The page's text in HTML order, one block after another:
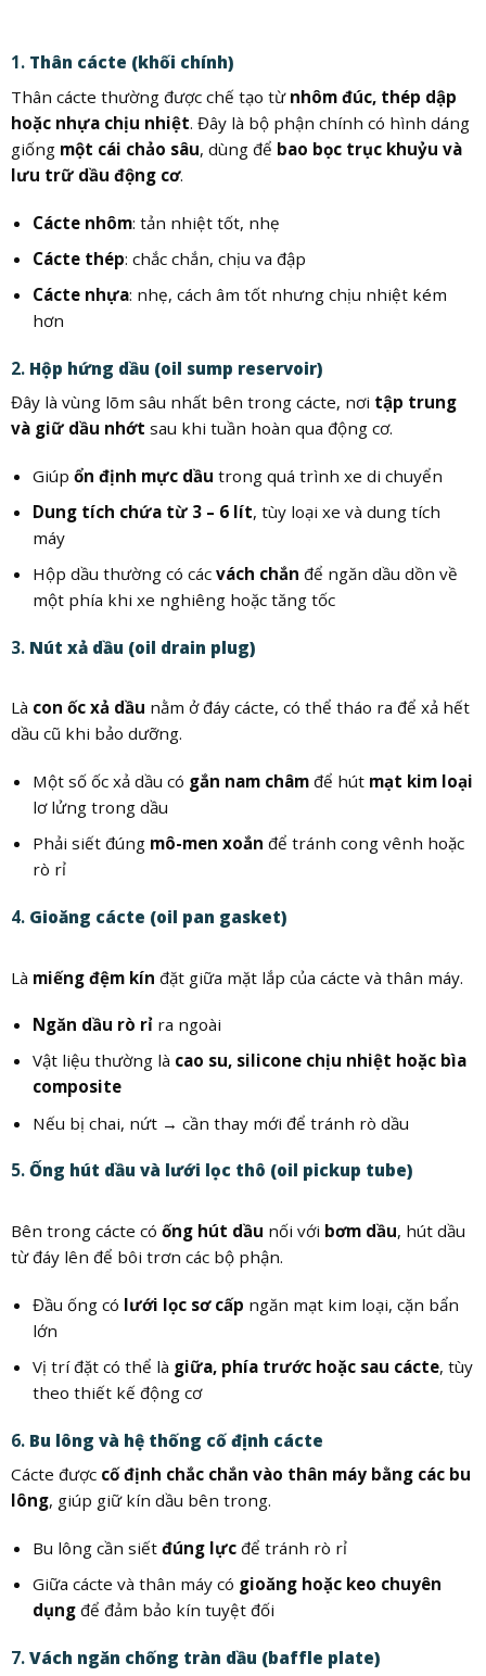
1. Thân cácte (khối chính)
Thân cácte thường được chế tạo từ nhôm đúc, thép dập
hoặc nhựa chịu nhiệt. Đây là bộ phận chính có hình dáng
giống một cái chảo sâu, dùng để bao bọc trục khuỷu và
lưu trữ dầu động cơ.
Cácte nhôm: tản nhiệt tốt, nhẹ
Cácte thép: chắc chắn, chịu va đập
Cácte nhựa: nhẹ, cách âm tốt nhưng chịu nhiệt kém
hơn
2. Hộp hứng dầu (oil sump reservoir)
Đây là vùng lõm sâu nhất bên trong cácte, nơi tập trung
và giữ dầu nhớt sau khi tuần hoàn qua động cơ.
Giúp ổn định mực dầu trong quá trình xe di chuyển
Dung tích chứa từ 3 – 6 lít, tùy loại xe và dung tích
máy
Hộp dầu thường có các vách chắn để ngăn dầu dồn về
một phía khi xe nghiêng hoặc tăng tốc
3. Nút xả dầu (oil drain plug)
Là con ốc xả dầu nằm ở đáy cácte, có thể tháo ra để xả hết
dầu cũ khi bảo dưỡng.
Một số ốc xả dầu có gắn nam châmđể hút mạt kim loại
lơ lửng trong dầu
Phải siết đúng mô-men xoắn để tránh cong vênh hoặc
rò rỉ
4. Gioăng cácte (oil pan gasket)
Là miếng đệm kín đặt giữa mặt lắp của cácte và thân máy.
Ngăn dầu rò rỉra ngoài
Vật liệu thường là cao su, silicone chịu nhiệt hoặc bìa
composite
Nếu bị chai, nứt → cần thay mới để tránh rò dầu
5. Ống hút dầu và lưới lọc thô (oil pickup tube)
Bên trong cácte có ống hút dầu nối với bơm dầu, hút dầu
từ đáy lên để bôi trơn các bộ phận.
Đầu ống có lưới lọc sơ cấp ngăn mạt kim loại, cặn bẩn
lớn
Vị trí đặt có thể là giữa, phía trước hoặc sau cácte, tùy
theo thiết kế động cơ
6. Bu lông và hệ thống cố định cácte
Cácte được cố định chắc chắn vào thân máy bằng các bu
lông, giúp giữ kín dầu bên trong.
Bu lông cần siết đúng lựcđể tránh rò rỉ
Giữa cácte và thân máy có gioăng hoặc keo chuyên
dụngđể đảm bảo kín tuyệt đối
7. Vách ngăn chống tràn dầu (baffle plate)